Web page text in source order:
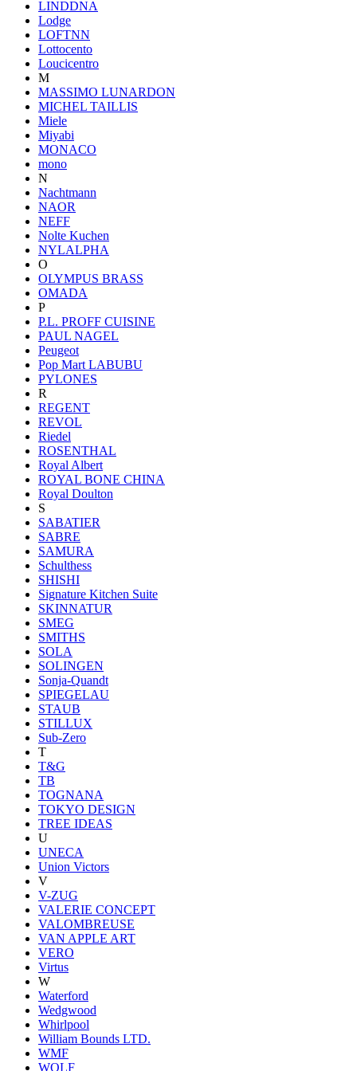
LINDDNA
Lodge
LOFTNN
Lottocento
Loucicentro
M
MASSIMO LUNARDON
MICHEL TAILLIS
Miele
Miyabi
MONACO
mono
N
Nachtmann
NAOR
NEFF
Nolte Kuchen
NYLALPHA
O
OLYMPUS BRASS
OMADA
P
P.L. PROFF CUISINE
PAUL NAGEL
Peugeot
Pop Mart LABUBU
PYLONES
R
REGENT
REVOL
Riedel
ROSENTHAL
Royal Albert
ROYAL BONE CHINA
Royal Doulton
S
SABATIER
SABRE
SAMURA
Schulthess
SHISHI
Signature Kitchen Suite
SKINNATUR
SMEG
SMITHS
SOLA
SOLINGEN
Sonja-Quandt
SPIEGELAU
STAUB
STILLUX
Sub-Zero
T
T&G
TB
TOGNANA
TOKYO DESIGN
TREE IDEAS
U
UNECA
Union Victors
V
V-ZUG
VALERIE CONCEPT
VALOMBREUSE
VAN APPLE ART
VERO
Virtus
W
Waterford
Wedgwood
Whirlpool
William Bounds LTD.
WMF
WOLF